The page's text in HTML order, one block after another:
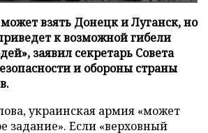
взять Донецк и Луганск, но
к возможной гибели
заявил секретарь Совета
и обороны страны
украинская армия «может
задание». Если «верховный